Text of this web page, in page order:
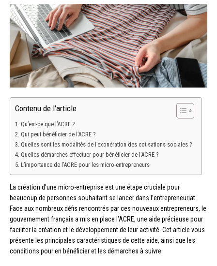
Contenu de l'article
Qu’est-ce que l’ACRE ?
Qui peut bénéficier de l’ACRE ?
Quelles sont les modalités de l’exonération des cotisations sociales ?
Quelles démarches effectuer pour bénéficier de l’ACRE ?
L’importance de l’ACRE pour les micro-entrepreneurs
La création d’une micro-entreprise est une étape cruciale pour
beaucoup de personnes souhaitant se lancer dans l’entrepreneuriat.
Face aux nombreux défis rencontrés par ces nouveaux entrepreneurs, le
gouvernement français a mis en place l’ACRE, une aide précieuse pour
faciliter la création et le développement de leur activité. Cet article vous
présente les principales caractéristiques de cette aide, ainsi que les
conditions pour en bénéficier et les démarches à suivre.